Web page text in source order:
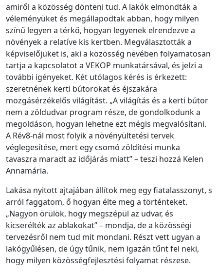
amiről a közösség dönteni tud. A lakók elmondták a
véleményüket és megállapodtak abban, hogy milyen
színű legyen a térkő, hogyan legyenek elrendezve a
növények a relatíve kis kertben. Megválasztották a
képviselőjüket is, aki a közösség nevében folyamatosan
tartja a kapcsolatot a VEKOP munkatársával, és jelzi a
további igényeket. Két utólagos kérés is érkezett:
szeretnének kerti bútorokat és éjszakára
mozgásérzékelős világítást. „A világítás és a kerti bútor
nem a zöldudvar program része, de gondolkodunk a
megoldáson, hogyan lehetne ezt mégis megvalósítani.
A Rév8-nál most folyik a növényültetési tervek
véglegesítése, mert egy csomó zöldítési munka
tavaszra maradt az időjárás miatt” – teszi hozzá Kelen
Annamária.
Lakása nyitott ajtajában állítok meg egy fiatalasszonyt, s
arról faggatom, ő hogyan élte meg a történteket.
„Nagyon örülök, hogy megszépül az udvar, és
kicserélték az ablakokat” – mondja, de a közösségi
tervezésről nem tud mit mondani. Részt vett ugyan a
lakógyűlésen, de úgy tűnik, nem igazán tűnt fel neki,
hogy milyen közösségfejlesztési folyamat részese.